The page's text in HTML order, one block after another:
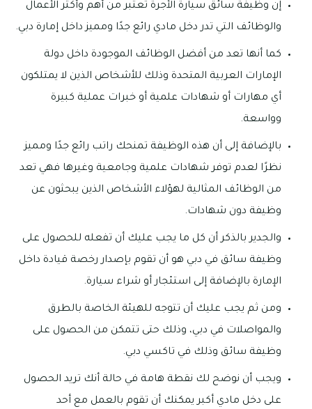
إن وظيفة سائق سيارة الأجرة تعتبر من أهم وأكثر الأعمال
والوظائف التي تدر دخل مادي رائع جدًا ومميز داخل إمارة دبي.
كما أنها تعد من أفضل الوظائف الموجودة داخل دولة
الإمارات العربية المتحدة وذلك للأشخاص الذين لا يمتلكون
أي مهارات أو شهادات علمية أو خبرات عملية كبيرة
وواسعة.
بالإضافة إلى أن هذه الوظيفة تمنحك راتب رائع جدًا ومميز
نظرًا لعدم توفر شهادات علمية وجامعية وغيرها فهي تعد
من الوظائف المثالية لهؤلاء الأشخاص الذين يبحثون عن
وظيفة دون شهادات.
والجدير بالذكر أن كل ما يجب عليك أن تفعله للحصول على
وظيفة سائق في دبي هو أن تقوم بإصدار رخصة قيادة داخل
الإمارة بالإضافة إلى استئجار أو شراء سيارة.
ومن ثم يجب عليك أن تتوجه للهيئة الخاصة بالطرق
والمواصلات في دبي، وذلك حتى تتمكن من الحصول على
وظيفة سائق وذلك في تاكسي دبي.
ويجب أن نوضح لك نقطة هامة في حالة أنك تريد الحصول
على دخل مادي أكبر يمكنك أن تقوم بالعمل مع أحد